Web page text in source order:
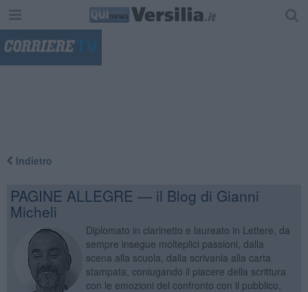
Indietro
PAGINE ALLEGRE — il Blog di Gianni
Micheli
Diplomato in clarinetto e laureato in Lettere, da
sempre insegue molteplici passioni, dalla
scena alla scuola, dalla scrivania alla carta
stampata, coniugando il piacere della scrittura
con le emozioni del confronto con il pubblico,